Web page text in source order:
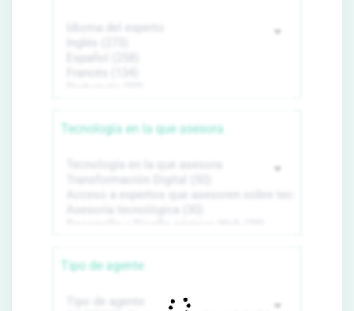
Tecnología en la que asesora
Tipo de agente